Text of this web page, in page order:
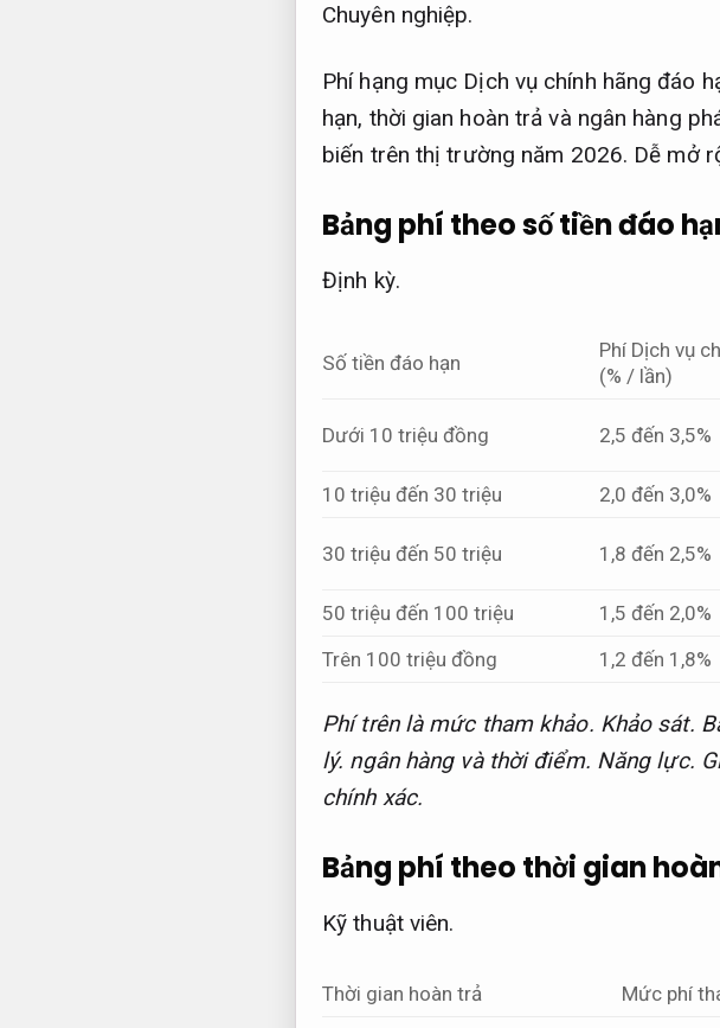
Chuyên nghiệp.
Phí hạng mục Dịch vụ chính hãng đáo
hạn, thời gian hoàn trả và ngân hàng
biến trên thị trường năm 2026. Dễ mở
Bảng phí theo số tiền đáo
Định kỳ.
Số tiền đáo hạn
Phí Dịch vụ
(% / lần)
Dưới 10 triệu đồng 2,5 đến 3,5%
10 triệu đến 30 triệu
2,0 đến 3,0%
30 triệu đến 50 triệu 1,8 đến 2,5%
50 triệu đến 100 triệu
1,5 đến 2,0%
Trên 100 triệu đồng
1,2 đến 1,8%
Phí trên là mức tham khảo. Khảo sát.
lý. ngân hàng và thời điểm. Năng lực.
chính xác.
Bảng phí theo thời gian
Kỹ thuật viên.
Thời gian hoàn trả Mức phí